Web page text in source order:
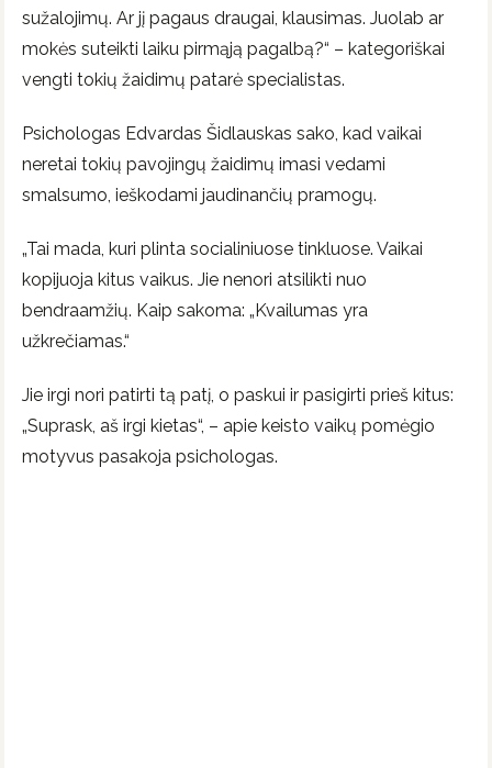
sužalojimų. Ar jį pagaus draugai, klausimas. Juolab ar
mokės suteikti laiku pirmąją pagalbą?“ – kategoriškai
vengti tokių žaidimų patarė specialistas.
Psichologas Edvardas Šidlauskas sako, kad vaikai
neretai tokių pavojingų žaidimų imasi vedami
smalsumo, ieškodami jaudinančių pramogų.
„Tai mada, kuri plinta socialiniuose tinkluose. Vaikai
kopijuoja kitus vaikus. Jie nenori atsilikti nuo
bendraamžių. Kaip sakoma: „Kvailumas yra
užkrečiamas.“
Jie irgi nori patirti tą patį, o paskui ir pasigirti prieš kitus:
„Suprask, aš irgi kietas“, – apie keisto vaikų pomėgio
motyvus pasakoja psichologas.